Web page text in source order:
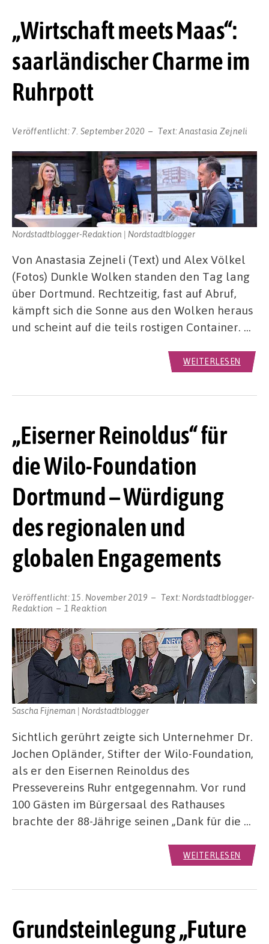
„Wirtschaft meets Maas“:
saarländischer Charme im
Ruhrpott
Veröffentlicht: 7. September 2020 Text:Anastasia Zejneli
Nordstadtblogger-Redaktion | Nordstadtblogger
Von Anastasia Zejneli (Text) und Alex Völkel
(Fotos) Dunkle Wolken standen den Tag lang
über Dortmund. Rechtzeitig, fast auf Abruf,
kämpft sich die Sonne aus den Wolken heraus
und scheint auf die teils rostigen Container. …
WEITERLESEN
„Eiserner Reinoldus“ für
die Wilo-Foundation
Dortmund – Würdigung
des regionalen und
globalen Engagements
Veröffentlicht: 15. November 2019 Text: Nordstadtblogger-
Redaktion
1 Reaktion
Sascha Fijneman | Nordstadtblogger
Sichtlich gerührt zeigte sich Unternehmer Dr.
Jochen Opländer, Stifter der Wilo-Foundation,
als er den Eisernen Reinoldus des
Pressevereins Ruhr entgegennahm. Vor rund
100 Gästen im Bürgersaal des Rathauses
brachte der 88-Jährige seinen „Dank für die …
WEITERLESEN
Grundsteinlegung „Future